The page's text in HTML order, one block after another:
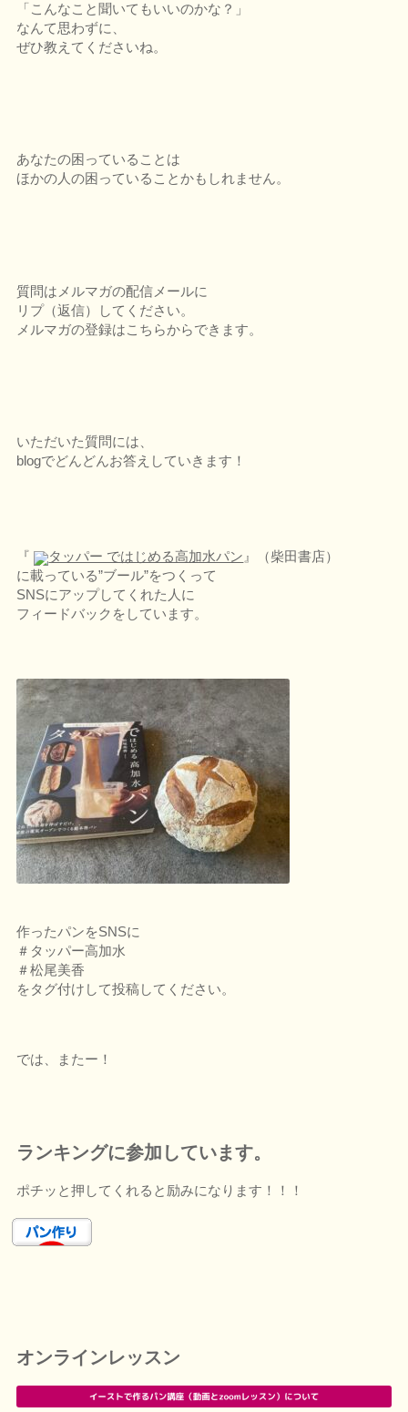
「こんなこと聞いてもいいのかな？」
なんて思わずに、
ぜひ教えてくださいね。
あなたの困っていることは
ほかの人の困っていることかもしれません。
質問はメルマガの配信メールに
リプ（返信）してください。
メルマガの登録はこちらからできます。
いただいた質問には、
blogでどんどんお答えしていきます！
『 タッパー ではじめる高加水パン 』（柴田書店）
に載っている”ブール”をつくって
SNSにアップしてくれた人に
フィードバックをしています。
作ったパンをSNSに
＃タッパー高加水
＃松尾美香
をタグ付けして投稿してください。
では、またー！
ランキングに参加しています。
ポチッと押してくれると励みになります！！！
オンラインレッスン